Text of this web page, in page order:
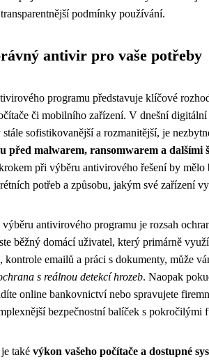
podmínky používání.
antivir pro vaše potřeby
programu představuje klíčové
či mobilního zařízení. V dnešní
sofistikovanější a rozmanitější, je
před malwarem, ransomwarem a dalšími
při výběru antivirového řešení by mělo
potřeb a způsobu, jakým své zařízení
antivirového programu je rozsah
běžný domácí uživatel, který primárně
kontrole emailů a práci s dokumenty, může
s reálnou detekcí hrozeb. Naopak
online bankovnictví nebo spravujete
bezpečnostní balíček s pokročilými
také výkon vašeho počítače a dostupné